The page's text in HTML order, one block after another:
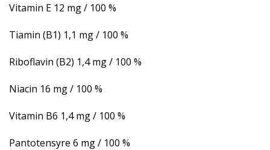
Vitamin E 12 mg / 100 %
Tiamin (B1) 1,1 mg / 100 %
Riboflavin (B2) 1,4 mg / 100 %
Niacin 16 mg / 100 %
Vitamin B6 1,4 mg / 100 %
Pantotensyre 6 mg / 100 %